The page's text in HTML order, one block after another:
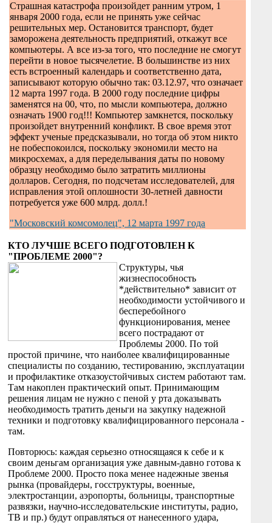
Страшная катастрофа произойдет ранним утром, 1
января 2000 года, если не принять уже сейчас
решительных мер. Остановится транспорт, будет
заморожена деятельность предприятий, откажут все
компьютеры. А все из-за того, что последние не смогут
перейти в новое тысячелетие. В большинстве из них
есть встроенный календарь и соответственно дата,
записывают которую обычно так: 03.12.97, что означает
12 марта 1997 года. В 2000 году последние цифры
заменятся на 00, что, по мысли компьютера, должно
означать 1900 год!!! Компьютер замкнется, поскольку
произойдет внутренний конфликт. В свое время этот
эффект ученые предсказывали, но тогда об этом никто
не побеспокоился, поскольку экономили место на
микросхемах, а для переделывания даты по новому
образцу необходимо было затратить миллионы
долларов. Сегодня, по подсчетам исследователей, для
исправления этой оплошности 30-летней давности
потребуется уже 600 млрд. долл.!
"Московский комсомолец", 12 марта 1997 года
КТО ЛУЧШЕ ВСЕГО ПОДГОТОВЛЕН К
"ПРОБЛЕМЕ 2000"?
Структуры, чья
жизнеспособность
*действительно* зависит от
необходимости устойчивого и
бесперебойного
функционирования, менее
всего пострадают от
Проблемы 2000. По той
простой причине, что наиболее квалифицированные
специалисты по созданию, тестированию, эксплуатации
и профилактике отказоустойчивых систем работают там.
Там накоплен практический опыт. Принимающим
решения лицам не нужно с пеной у рта доказывать
необходимость тратить деньги на закупку надежной
техники и подготовку квалифицированного персонала -
там.
Повторюсь: каждая серьезно относящаяся к себе и к
своим деньгам организация уже давным-давно готова к
Проблеме 2000. Просто пока менее надежные звенья
рынка (провайдеры, госструктуры, военные,
электростанции, аэропорты, больницы, транспортные
развязки, научно-исследовательские институты, радио,
ТВ и пр.) будут оправляться от нанесенного удара,